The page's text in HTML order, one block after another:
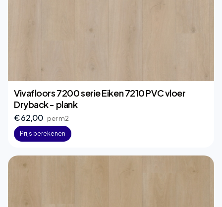
Vivafloors 7200 serie Eiken 7210 PVC vloer
Dryback - plank
€ 62,00 per m2
Prijs berekenen